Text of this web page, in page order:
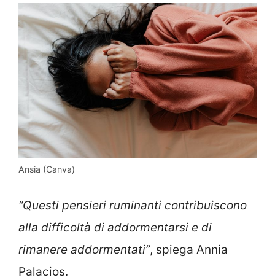
Ansia (Canva)
“Questi pensieri ruminanti contribuiscono
alla difficoltà di addormentarsi e di
rimanere addormentati”, spiega Annia
Palacios.